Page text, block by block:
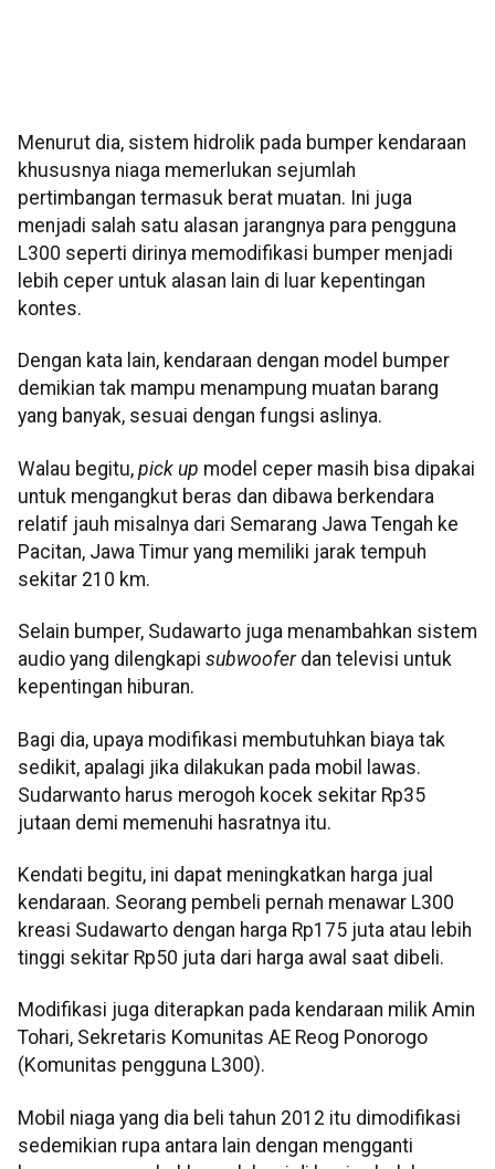
Menurut dia, sistem hidrolik pada bumper kendaraan
khususnya niaga memerlukan sejumlah
pertimbangan termasuk berat muatan. Ini juga
menjadi salah satu alasan jarangnya para pengguna
L300 seperti dirinya memodifikasi bumper menjadi
lebih ceper untuk alasan lain di luar kepentingan
kontes.
Dengan kata lain, kendaraan dengan model bumper
demikian tak mampu menampung muatan barang
yang banyak, sesuai dengan fungsi aslinya.
Walau begitu, pick up model ceper masih bisa dipakai
untuk mengangkut beras dan dibawa berkendara
relatif jauh misalnya dari Semarang Jawa Tengah ke
Pacitan, Jawa Timur yang memiliki jarak tempuh
sekitar 210 km.
Selain bumper, Sudawarto juga menambahkan sistem
audio yang dilengkapi subwooferdan televisi untuk
kepentingan hiburan.
Bagi dia, upaya modifikasi membutuhkan biaya tak
sedikit, apalagi jika dilakukan pada mobil lawas.
Sudarwanto harus merogoh kocek sekitar Rp35
jutaan demi memenuhi hasratnya itu.
Kendati begitu, ini dapat meningkatkan harga jual
kendaraan. Seorang pembeli pernah menawar L300
kreasi Sudawarto dengan harga Rp175 juta atau lebih
tinggi sekitar Rp50 juta dari harga awal saat dibeli.
Modifikasi juga diterapkan pada kendaraan milik Amin
Tohari, Sekretaris Komunitas AE Reog Ponorogo
(Komunitas pengguna L300).
Mobil niaga yang dia beli tahun 2012 itu dimodifikasi
sedemikian rupa antara lain dengan mengganti